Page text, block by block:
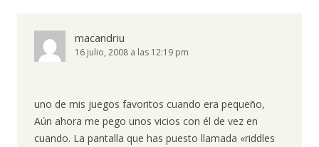
macandriu
16 julio, 2008 a las 12:19 pm
uno de mis juegos favoritos cuando era pequeño,
Aún ahora me pego unos vicios con él de vez en
cuando. La pantalla que has puesto llamada «riddles